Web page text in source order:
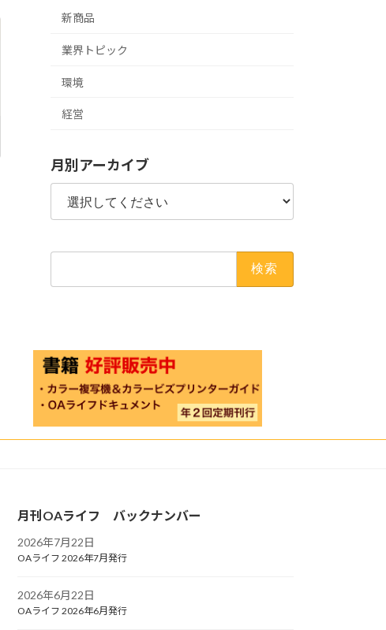
新商品
業界トピック
環境
経営
月別アーカイブ
月刊OAライフ バックナンバー
2026年7月22日
OAライフ 2026年7月発行
2026年6月22日
OAライフ 2026年6月発行